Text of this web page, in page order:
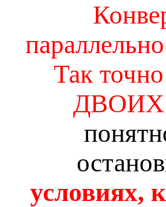
Так
условиях,